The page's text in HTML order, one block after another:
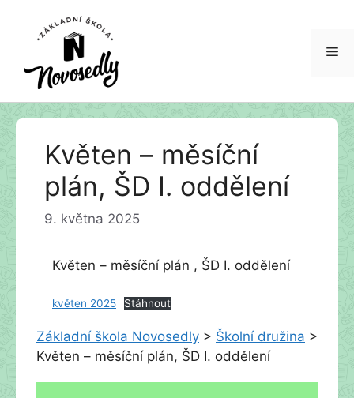
Přeskočit
Květen – měsíční
plán, ŠD I. oddělení
9. května 2025
Květen – měsíční plán , ŠD I. oddělení
květen 2025 Stáhnout
Základní škola Novosedly > Školní družina >
Květen – měsíční plán, ŠD I. oddělení